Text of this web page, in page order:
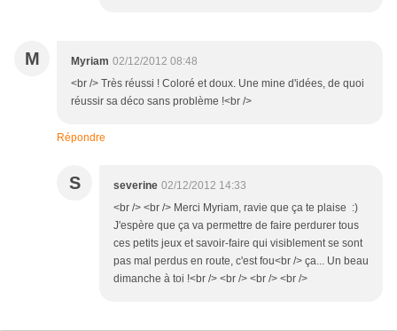
M Myriam 02/12/2012 08:48
<br /> Très réussi ! Coloré et doux. Une mine d'idées, de quoi
réussir sa déco sans problème !<br />
Répondre
S severine 02/12/2012 14:33
<br /> <br /> Merci Myriam, ravie que ça te plaise :)
J'espère que ça va permettre de faire perdurer tous
ces petits jeux et savoir-faire qui visiblement se sont
pas mal perdus en route, c'est fou<br /> ça... Un beau
dimanche à toi !<br /> <br /> <br /> <br />